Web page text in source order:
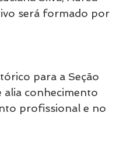
será formado por
para a Seção
alia conhecimento
profissional e no